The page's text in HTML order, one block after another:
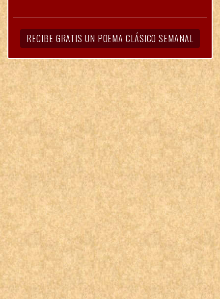
RECIBE GRATIS UN POEMA CLÁSICO SEMANAL